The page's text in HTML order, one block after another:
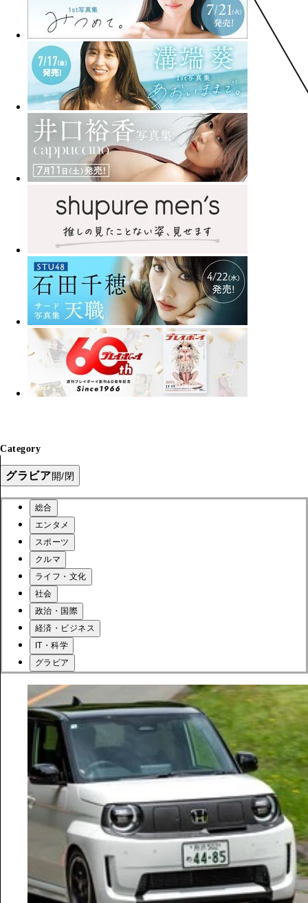
Category
グラビア開/閉
総合
エンタメ
スポーツ
クルマ
ライフ・文化
社会
政治・国際
経済・ビジネス
IT・科学
グラビア